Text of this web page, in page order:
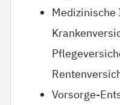
Vorsorge-